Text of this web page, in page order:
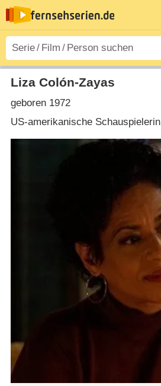
Liza Colón-Zayas
geboren 1972
US-amerikanische Schauspielerin